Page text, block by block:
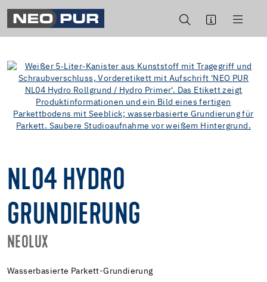
NL04 HYDRO
GRUNDIERUNG
NEOLUX
Wasserbasierte Parkett-Grundierung